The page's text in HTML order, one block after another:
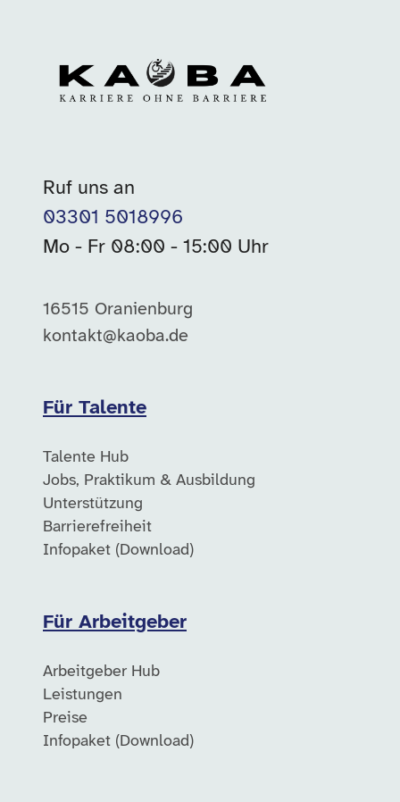
Ruf uns an
03301 5018996
Mo - Fr 08:00 - 15:00 Uhr
16515 Oranienburg
kontakt@kaoba.de
Für Talente
Talente Hub
Jobs, Praktikum & Ausbildung
Unterstützung
Barrierefreiheit
Infopaket (Download)
Für Arbeitgeber
Arbeitgeber Hub
Leistungen
Preise
Infopaket (Download)